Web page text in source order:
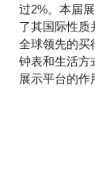
过2%。本届
了其国际性质
全球领先的买
钟表和生活方
展示平台的作